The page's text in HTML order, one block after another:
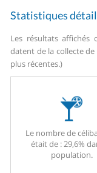
Statistiques
Les résultats affichés
datent de la collecte de
plus récentes.)
Le nombre de
était de : 29,6%
population.